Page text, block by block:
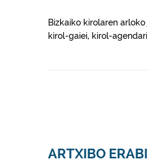
Bizkaiko kirolaren
kirol-gaiei, kirol-
ARTXIBO